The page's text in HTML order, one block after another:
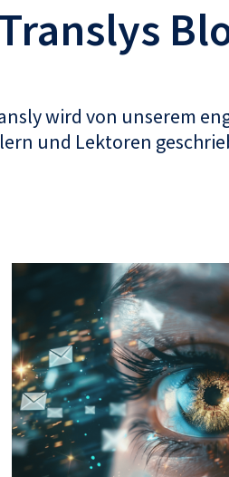
Translys
wird von unserem
und Lektoren